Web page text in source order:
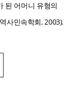
된 어머니 유형의
사민속학회, 2003).